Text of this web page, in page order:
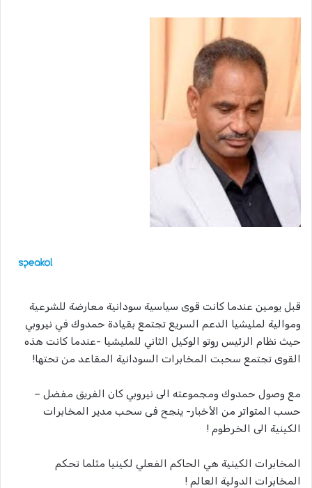
قبل يومين عندما كانت قوى سياسية سودانية معارضة للشرعية
وموالية لمليشيا الدعم السريع تجتمع بقيادة حمدوك في نيروبي
حيث نظام الرئيس روتو الوكيل الثاني للمليشيا -عندما كانت هذه
القوى تجتمع سحبت المخابرات السودانية المقاعد من تحتها!
مع وصول حمدوك ومجموعته الى نيروبي كان الفريق مفضل –
حسب المتواتر من الأخبار- ينجح فى سحب مدير المخابرات
الكينية الى الخرطوم !
المخابرات الكينية هي الحاكم الفعلي لكينيا مثلما تحكم
المخابرات الدولية العالم !